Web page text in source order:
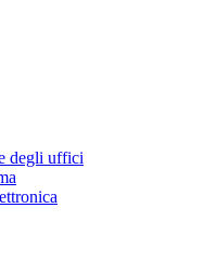
degli uffici